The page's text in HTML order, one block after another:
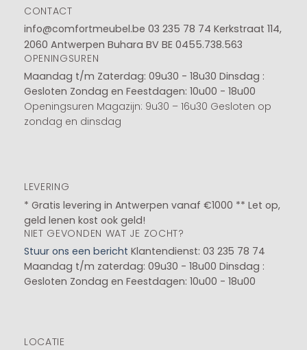
CONTACT
info@comfortmeubel.be 03 235 78 74 Kerkstraat 114,
2060 Antwerpen Buhara BV BE 0455.738.563
OPENINGSUREN
Maandag t/m Zaterdag: 09u30 - 18u30 Dinsdag :
Gesloten Zondag en Feestdagen: 10u00 - 18u00
Openingsuren Magazijn: 9u30 – 16u30 Gesloten op
zondag en dinsdag
LEVERING
* Gratis levering in Antwerpen vanaf €1000 ** Let op,
geld lenen kost ook geld!
NIET GEVONDEN WAT JE ZOCHT?
Stuur ons een bericht Klantendienst: 03 235 78 74
Maandag t/m zaterdag: 09u30 - 18u00 Dinsdag :
Gesloten Zondag en Feestdagen: 10u00 - 18u00
LOCATIE